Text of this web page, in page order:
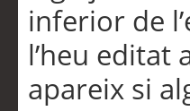
inferior de
l’heu editat
apareix si